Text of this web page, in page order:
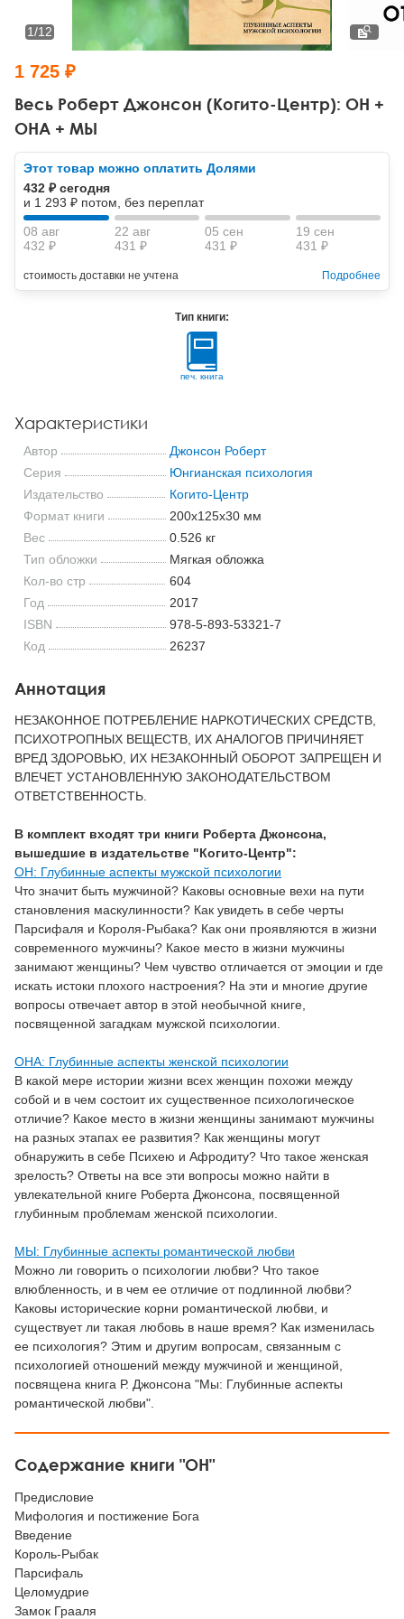
Тревожные расстройства, панические атаки
Другие направления психотерапии
Классический, эриксоновский гипноз и НЛП
НЛП
Психология труда и эргономика
Социальная психология
Социальная и организационная психология
Классический и юнгианский психоанализ
Весь Роберт Джонсон (Когито-Центр): ОН +
ОНА + МЫ
1/12
1 725 ₽
Этот товар можно оплатить Долями
432 ₽ сегодня
и 1 293 ₽ потом, без переплат
08 авг
432 ₽
22 авг
431 ₽
05 сен
431 ₽
19 сен
431 ₽
стоимость доставки не учтена Подробнее
Тип книги:
печ. книга
Характеристики
Автор
Джонсон Роберт
Серия
Юнгианская психология
Издательство
Когито-Центр
Формат книги
200x125x30 мм
Вес
0.526 кг
Тип обложки
Мягкая обложка
Кол-во стр
604
Год
2017
ISBN
978-5-893-53321-7
Код
26237
Аннотация
НЕЗАКОННОЕ ПОТРЕБЛЕНИЕ НАРКОТИЧЕСКИХ СРЕДСТВ,
ПСИХОТРОПНЫХ ВЕЩЕСТВ, ИХ АНАЛОГОВ ПРИЧИНЯЕТ
ВРЕД ЗДОРОВЬЮ, ИХ НЕЗАКОННЫЙ ОБОРОТ ЗАПРЕЩЕН И
ВЛЕЧЕТ УСТАНОВЛЕННУЮ ЗАКОНОДАТЕЛЬСТВОМ
ОТВЕТСТВЕННОСТЬ.
В комплект входят три книги Роберта Джонсона,
вышедшие в издательстве "Когито-Центр":
ОН: Глубинные аспекты мужской психологии
Что значит быть мужчиной? Каковы основные вехи на пути
становления маскулинности? Как увидеть в себе черты
Парсифаля и Короля-Рыбака? Как они проявляются в жизни
современного мужчины? Какое место в жизни мужчины
занимают женщины? Чем чувство отличается от эмоции и где
искать истоки плохого настроения? На эти и многие другие
вопросы отвечает автор в этой необычной книге,
посвященной загадкам мужской психологии.
ОНА: Глубинные аспекты женской психологии
В какой мере истории жизни всех женщин похожи между
собой и в чем состоит их существенное психологическое
отличие? Какое место в жизни женщины занимают мужчины
на разных этапах ее развития? Как женщины могут
обнаружить в себе Психею и Афродиту? Что такое женская
зрелость? Ответы на все эти вопросы можно найти в
увлекательной книге Роберта Джонсона, посвященной
глубинным проблемам женской психологии.
МЫ: Глубинные аспекты романтической любви
Можно ли говорить о психологии любви? Что такое
влюбленность, и в чем ее отличие от подлинной любви?
Каковы исторические корни романтической любви, и
существует ли такая любовь в наше время? Как изменилась
ее психология? Этим и другим вопросам, связанным с
психологией отношений между мужчиной и женщиной,
посвящена книга Р. Джонсона "Мы: Глубинные аспекты
романтической любви".
Содержание книги "ОН"
Предисловие
Мифология и постижение Бога
Введение
Король-Рыбак
Парсифаль
Целомудрие
Замок Грааля